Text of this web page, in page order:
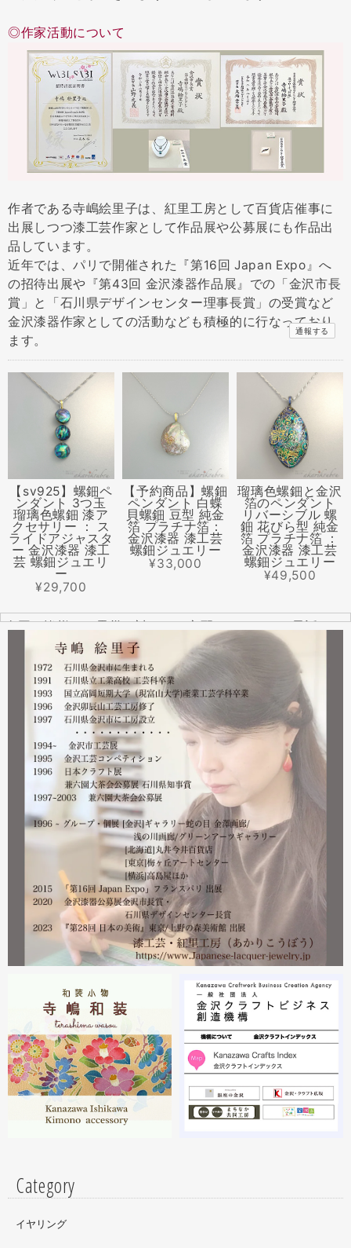
◎作家活動について
作者である寺嶋絵里子は、紅里工房として百貨店催事に
出展しつつ漆工芸作家として作品展や公募展にも作品出
品しています。
近年では、パリで開催された『第16回 Japan Expo』へ
の招待出展や『第43回 金沢漆器作品展』での「金沢市長
賞」と「石川県デザインセンター理事長賞」の受賞など
金沢漆器作家としての活動なども積極的に行なっており
ます。
通報する
【sv925】螺鈿ペ
ンダント 3つ玉
瑠璃色螺鈿 漆ア
クセサリー ： ス
ライドアジャスタ
ー 金沢漆器 漆工
芸 螺鈿ジュエリ
ー
¥29,700
【予約商品】螺鈿
ペンダント 白蝶
貝螺鈿 豆型 純金
箔 プラチナ箔：
金沢漆器 漆工芸
螺鈿ジュエリー
¥33,000
瑠璃色螺鈿と金沢
箔のペンダント
リバーシブル 螺
鈿 花びら型 純金
箔 プラチナ箔 ：
金沢漆器 漆工芸
螺鈿ジュエリー
¥49,500
全国の皆様より震災に対するご心配のメールやお電話をた
くさんいただきました。ありがとうございます。
幸い紅里工房にはそれほどの被害もなく、ただいま通常の
営業をしております。配送につきましても金沢から発送す
る分につきましては問題ありませんのでご安心ください。
皆様には多大なご心配をおかけしており心苦しいばかりで
はありますが、今後とも紅里工房をどうぞよろしくお願い
いたします。
漆工芸・紅里工房 寺嶋絵里子
2023.02
2月21日から27日まで 仙台三越で開催中の『第22回 金
沢・能登 美味と美技展』に出展しています。会場には作
者本人がおりますのでお近くの方はぜひ遊びにいらしてく
ださい。お待ちしております。
2月19日から23日まで 東京・上野の森美術館で開催中の
『第28回 日本の美術展』に出展しています。
2023.02
昨年初めからT-BASE銀座ギャラリーさんのご依頼で螺鈿
細工のソフビフィギュア装飾のお仕事させていただいてま
す。広面積への螺鈿細工や蒔絵となりますのでかなりの高
額品になりますがご好評のようで嬉しい限りです(^^)写真
はドラマに登場していたキャラクターです。
Category
イヤリング